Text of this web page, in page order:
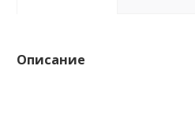
Описание